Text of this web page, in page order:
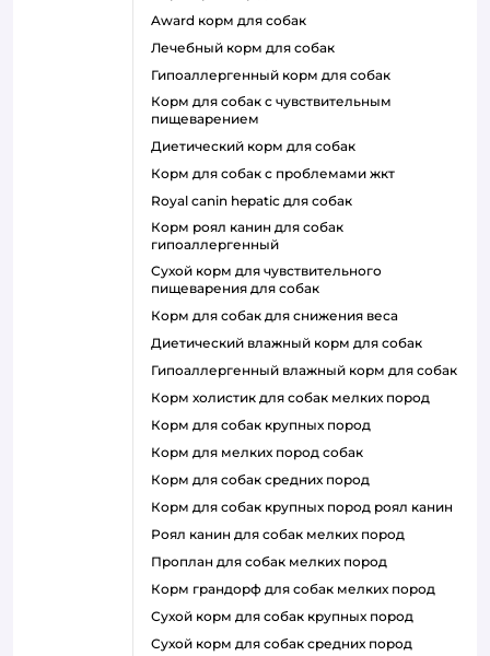
award корм для собак
лечебный корм для собак
гипоаллергенный корм для собак
корм для собак с чувствительным
пищеварением
диетический корм для собак
корм для собак с проблемами жкт
royal canin hepatic для собак
корм роял канин для собак
гипоаллергенный
сухой корм для чувствительного
пищеварения для собак
корм для собак для снижения веса
диетический влажный корм для собак
гипоаллергенный влажный корм для собак
корм холистик для собак мелких пород
корм для собак крупных пород
корм для мелких пород собак
корм для собак средних пород
корм для собак крупных пород роял канин
роял канин для собак мелких пород
проплан для собак мелких пород
корм грандорф для собак мелких пород
сухой корм для собак крупных пород
сухой корм для собак средних пород